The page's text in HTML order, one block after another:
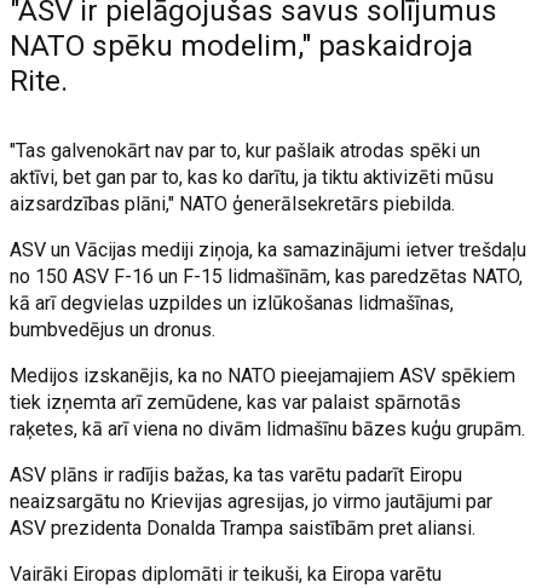
"ASV ir pielāgojušas savus solījumus
NATO spēku modelim," paskaidroja
Rite.
"Tas galvenokārt nav par to, kur pašlaik atrodas spēki un
aktīvi, bet gan par to, kas ko darītu, ja tiktu aktivizēti mūsu
aizsardzības plāni," NATO ģenerālsekretārs piebilda.
ASV un Vācijas mediji ziņoja, ka samazinājumi ietver trešdaļu
no 150 ASV F-16 un F-15 lidmašīnām, kas paredzētas NATO,
kā arī degvielas uzpildes un izlūkošanas lidmašīnas,
bumbvedējus un dronus.
Medijos izskanējis, ka no NATO pieejamajiem ASV spēkiem
tiek izņemta arī zemūdene, kas var palaist spārnotās
raķetes, kā arī viena no divām lidmašīnu bāzes kuģu grupām.
ASV plāns ir radījis bažas, ka tas varētu padarīt Eiropu
neaizsargātu no Krievijas agresijas, jo virmo jautājumi par
ASV prezidenta Donalda Trampa saistībām pret aliansi.
Vairāki Eiropas diplomāti ir teikuši, ka Eiropa varētu